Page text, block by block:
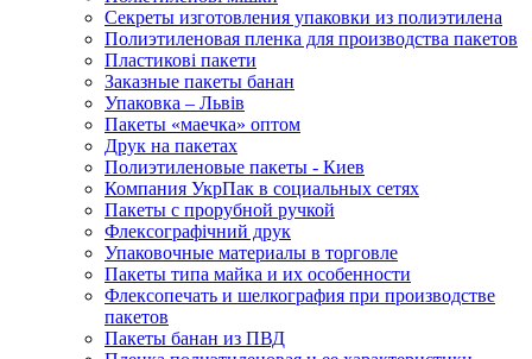
Секреты изготовления упаковки из полиэтилена
Полиэтиленовая пленка для производства пакетов
Пластикові пакети
Заказные пакеты банан
Упаковка – Львів
Пакеты «маечка» оптом
Друк на пакетах
Полиэтиленовые пакеты - Киев
Компания УкрПак в социальных сетях
Пакеты с прорубной ручкой
Флексографічний друк
Упаковочные материалы в торговле
Пакеты типа майка и их особенности
Флексопечать и шелкография при производстве
пакетов
Пакеты банан из ПВД